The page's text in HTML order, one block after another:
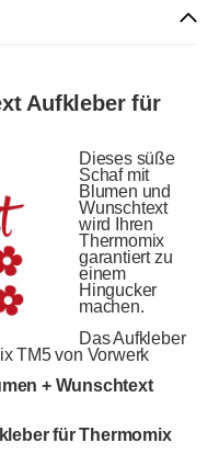
Aufkleber für
Dieses süße
Schaf mit
Blumen und
Wunschtext
wird Ihren
Thermomix
garantiert zu
einem
Hingucker
machen.
Das Aufkleber
TM5 von Vorwerk
+ Wunschtext
für Thermomix